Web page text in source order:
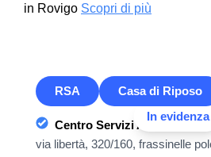
in Rovigo Scopri di più
In evidenza
RSA Casa di Riposo
Centro Servizi Anziani Bellini
via libertà, 320/160, frassinelle